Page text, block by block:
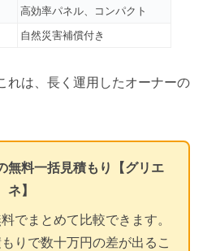
高効率パネル、コンパクト
自然災害補償付き
は、長く運用したオーナーの
無料一括見積もり【グリエ
ネ】
でまとめて比較できます。
りで数十万円の差が出るこ